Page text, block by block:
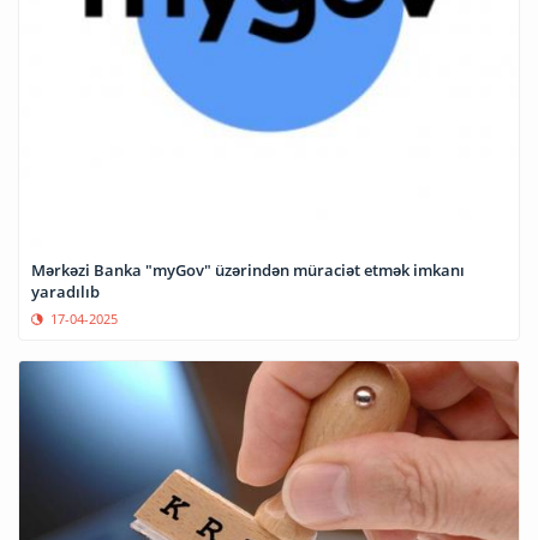
Mərkəzi Banka "myGov" üzərindən müraciət etmək imkanı
yaradılıb
17-04-2025